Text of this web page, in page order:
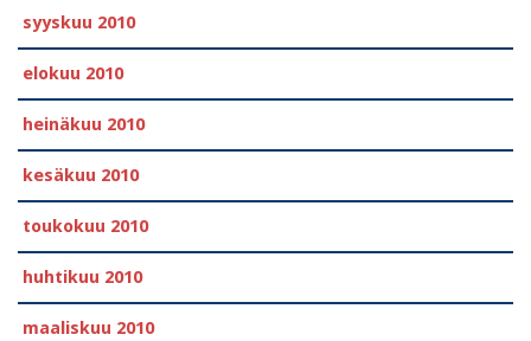
syyskuu 2010
elokuu 2010
heinäkuu 2010
kesäkuu 2010
toukokuu 2010
huhtikuu 2010
maaliskuu 2010